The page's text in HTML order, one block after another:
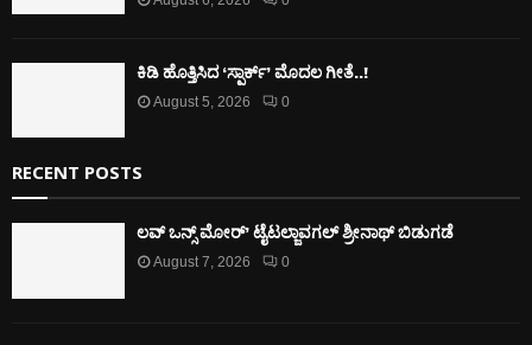
ಕಿಡಿ‌‌ ಹೊತ್ತಿಸಿದ ‘ಸ್ಪಾರ್ಕ್’ ಮೊದಲ‌ ಗೀತೆ..!
August 5, 2026 0
RECENT POSTS
ಲವ್ ಒನ್ಸ್ ಮೋರ್’ ಟೈಟಲ್ಜಾವಗಲ್ ಶ್ರೀನಾಥ್ ಬಿಡುಗಡೆ
August 7, 2026 0